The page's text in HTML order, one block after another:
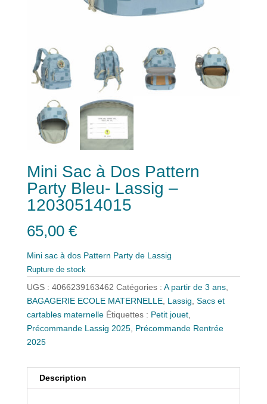
Mini Sac à Dos Pattern
Party Bleu- Lassig –
12030514015
65,00 €
Mini sac à dos Pattern Party de Lassig
Rupture de stock
UGS : 4066239163462 Catégories : A partir de 3 ans,
BAGAGERIE ECOLE MATERNELLE, Lassig Sacs et
cartables maternelle Étiquettes : Petit jouet,
Précommande Lassig 2025, Précommande Rentrée
2025
Description